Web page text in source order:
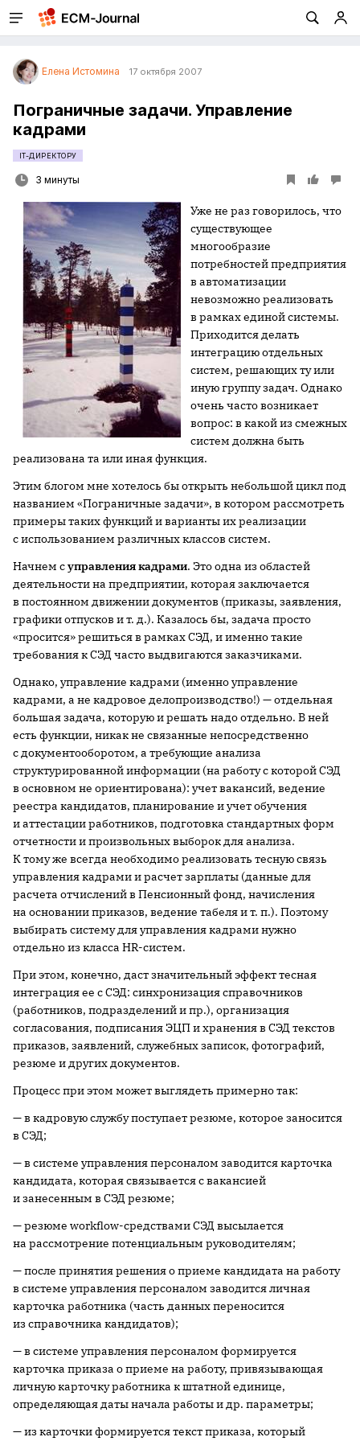
Елена Истомина 17 октября 2007
Пограничные задачи. Управление
кадрами
IT-ДИРЕКТОРУ
3 минуты
Уже не раз говорилось, что
существующее
многообразие
потребностей предприятия
в автоматизации
невозможно реализовать
в рамках единой системы.
Приходится делать
интеграцию отдельных
систем, решающих ту или
иную группу задач. Однако
очень часто возникает
вопрос: в какой из смежных
систем должна быть
реализована та или иная функция.
Этим блогом мне хотелось бы открыть небольшой цикл под
названием «Пограничные задачи», в котором рассмотреть
примеры таких функций и варианты их реализации
с использованием различных классов систем.
Начнем суправления кадрами. Это одна из областей
деятельности на предприятии, которая заключается
в постоянном движении документов (приказы, заявления,
графики отпусков и т. д.). Казалось бы, задача просто
«просится» решиться в рамках СЭД, и именно такие
требования к СЭД часто выдвигаются заказчиками.
Однако, управление кадрами (именно управление
кадрами, а не кадровое делопроизводство!) — отдельная
большая задача, которую и решать надо отдельно. В ней
есть функции, никак не связанные непосредственно
с документооборотом, а требующие анализа
структурированной информации (на работу с которой СЭД
в основном не ориентирована): учет вакансий, ведение
реестра кандидатов, планирование и учет обучения
и аттестации работников, подготовка стандартных форм
отчетности и произвольных выборок для анализа.
К тому же всегда необходимо реализовать тесную связь
управления кадрами и расчет зарплаты (данные для
расчета отчислений в Пенсионный фонд, начисления
на основании приказов, ведение табеля и т. п.). Поэтому
выбирать систему для управления кадрами нужно
отдельно из класса HR-систем.
При этом, конечно, даст значительный эффект тесная
интеграция ее с СЭД: синхронизация справочников
(работников, подразделений и пр.), организация
согласования, подписания ЭЦП и хранения в СЭД текстов
приказов, заявлений, служебных записок, фотографий,
резюме и других документов.
Процесс при этом может выглядеть примерно так:
— в кадровую службу поступает резюме, которое заносится
в СЭД;
— в системе управления персоналом заводится карточка
кандидата, которая связывается с вакансией
и занесенным в СЭД резюме;
— резюме workflow-средствами СЭД высылается
на рассмотрение потенциальным руководителям;
— после принятия решения о приеме кандидата на работу
в системе управления персоналом заводится личная
карточка работника (часть данных переносится
из справочника кандидатов);
— в системе управления персоналом формируется
карточка приказа о приеме на работу, привязывающая
личную карточку работника к штатной единице,
определяющая даты начала работы и др. параметры;
— из карточки формируется текст приказа, который